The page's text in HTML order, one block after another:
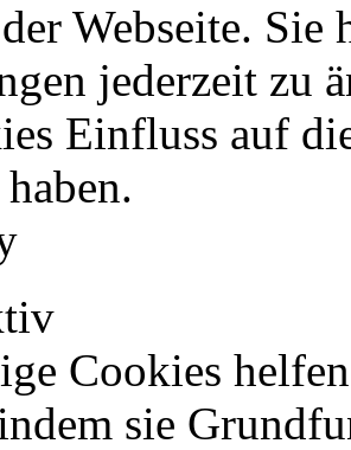
Webseite.
jederzeit zu
Einfluss auf
Cookies
sie